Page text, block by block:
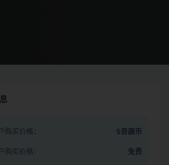
购买价格： 5奇趣币
购买价格： 免费